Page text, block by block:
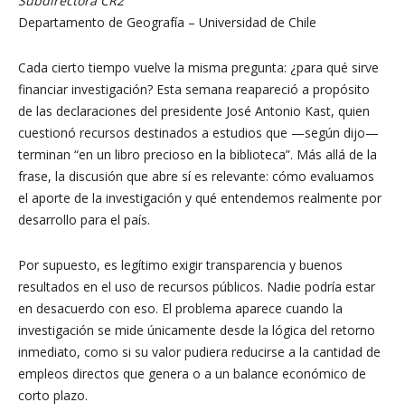
Departamento de Geografía – Universidad de Chile
Cada cierto tiempo vuelve la misma pregunta: ¿para qué sirve
financiar investigación? Esta semana reapareció a propósito
de las declaraciones del presidente José Antonio Kast, quien
cuestionó recursos destinados a estudios que —según dijo—
terminan “en un libro precioso en la biblioteca”. Más allá de la
frase, la discusión que abre sí es relevante: cómo evaluamos
el aporte de la investigación y qué entendemos realmente por
desarrollo para el país.
Por supuesto, es legítimo exigir transparencia y buenos
resultados en el uso de recursos públicos. Nadie podría estar
en desacuerdo con eso. El problema aparece cuando la
investigación se mide únicamente desde la lógica del retorno
inmediato, como si su valor pudiera reducirse a la cantidad de
empleos directos que genera o a un balance económico de
corto plazo.